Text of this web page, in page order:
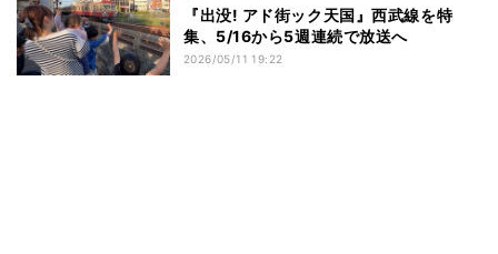
『出没! アド街ック天国』西武線を特
集、5/16から5週連続で放送へ
2026/05/11 19:22